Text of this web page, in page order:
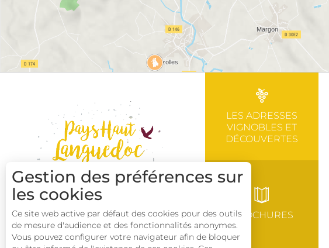
LES ADRESSES
VIGNOBLES ET
DÉCOUVERTES
BROCHURES
Gestion des préférences sur
les cookies
Ce site web active par défaut des cookies pour des outils
de mesure d'audience et des fonctionnalités anonymes.
Vous pouvez configurer votre navigateur afin de bloquer